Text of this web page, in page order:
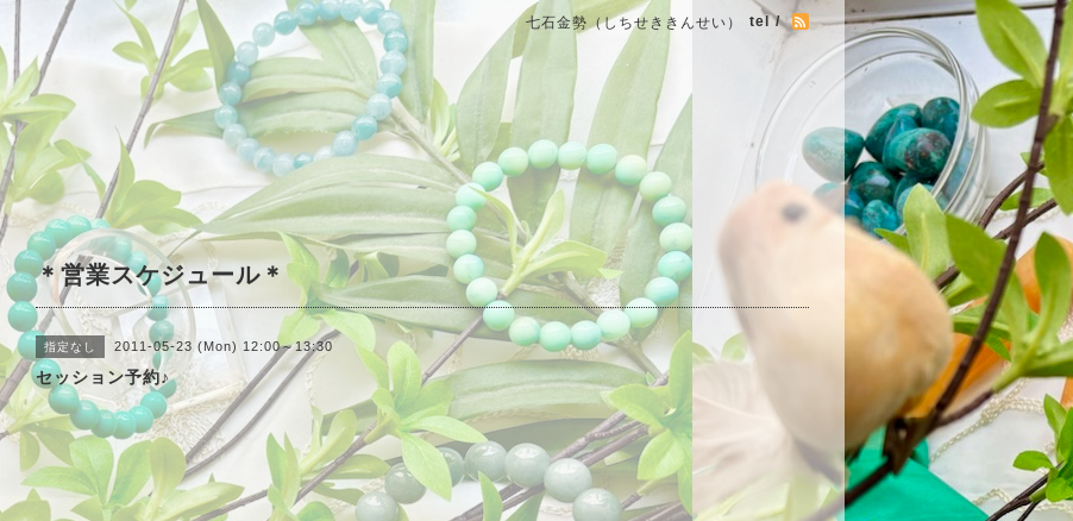
七石金勢（しちせききんせい） tel /
＊営業スケジュール＊
指定なし 2011-05-23 (Mon) 12:00～13:30
セッション予約♪